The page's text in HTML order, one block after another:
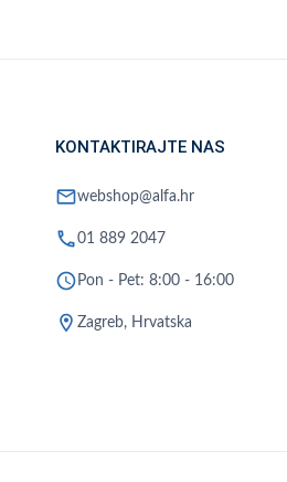
KONTAKTIRAJTE NAS
mailwebshop@alfa.hr
phone01 889 2047
schedule Pon - Pet: 8:00 - 16:00
location_on Zagreb, Hrvatska